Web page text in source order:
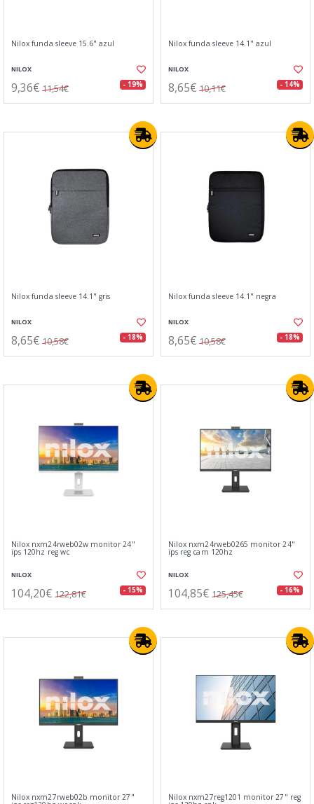
Nilox funda sleeve 15.6" azul
NILOX
9,36€ 11,54€ - 19%
Nilox funda sleeve 14.1" azul
NILOX
8,65€ 10,11€ - 14%
Nilox funda sleeve 14.1" gris
NILOX
8,65€ 10,58€ - 18%
Nilox funda sleeve 14.1" negra
NILOX
8,65€ 10,58€ - 18%
Nilox nxm24rweb02w monitor 24"
ips 120hz reg wc
NILOX
104,20€ 122,81€ - 15%
Nilox nxm24rweb0265 monitor 24"
ips reg cam 120hz
NILOX
104,85€ 125,45€ - 16%
Nilox nxm27rweb02b monitor 27" Nilox nxm27reg1201 monitor 27" reg